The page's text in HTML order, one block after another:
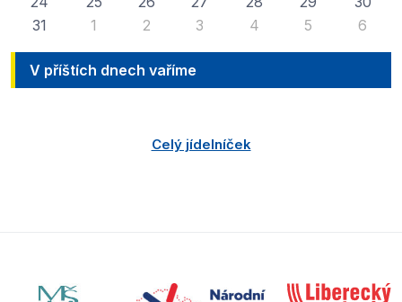
31
1 2 3 4 5 6
V příštích dnech vaříme
Celý jídelníček